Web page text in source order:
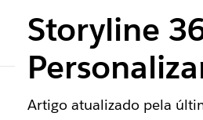
Storyline
Artigo atualizado pela